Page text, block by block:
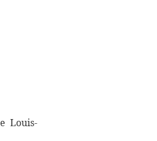
Louis-